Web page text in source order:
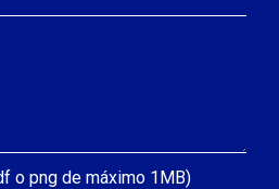
o png de máximo 1MB)